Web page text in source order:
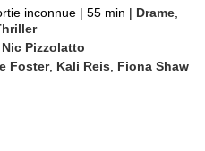
inconnue | 55 min | Drame
Nic Pizzolatto
Foster, Kali Reis Fiona Shaw